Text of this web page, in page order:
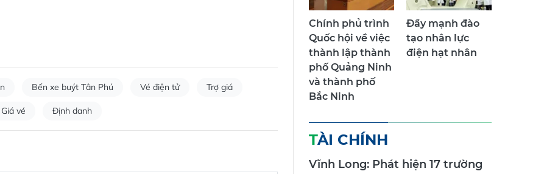
Bến xe buýt Tân Phú Vé điện tử Trợ giá
Giá vé Định danh
Chính phủ trình
Quốc hội về việc
thành lập thành
phố Quảng Ninh
và thành phố
Bắc Ninh
Đẩy mạnh đào
tạo nhân lực
điện hạt nhân
TÀI CHÍNH
Vĩnh Long: Phát hiện 17 trường